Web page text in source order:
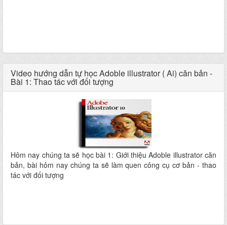
Video hướng dẫn tự học Adoble illustrator ( Ai) căn bản -
Bài 1: Thao tác với đối tượng
Hôm nay chúng ta sẽ học bài 1: Giới thiệu Adoble illustrator căn
bản, bài hôm nay chúng ta sẽ làm quen công cụ cơ bản - thao
tác với đối tượng